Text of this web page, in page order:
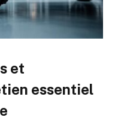
et
essentiel